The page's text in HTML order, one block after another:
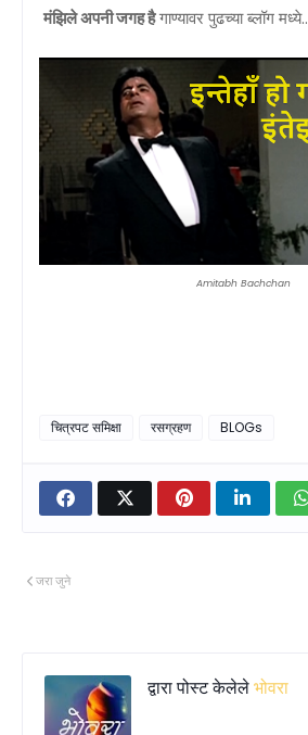
मंझिले अपनी जगह हैगाण्यावर पुढच्या ब्लॉग मध्ये..
Amitabh Bachchan
चित्रपट समिक्षा रसग्रहण BLOGs
जरा जुने
द्वारा पोस्ट केलेलेभोवरा